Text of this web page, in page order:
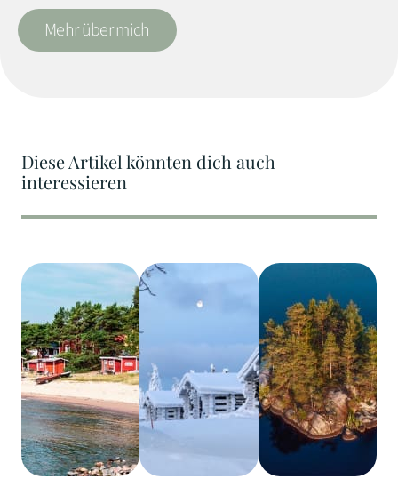
Mehr über mich
Diese Artikel könnten dich auch
interessieren